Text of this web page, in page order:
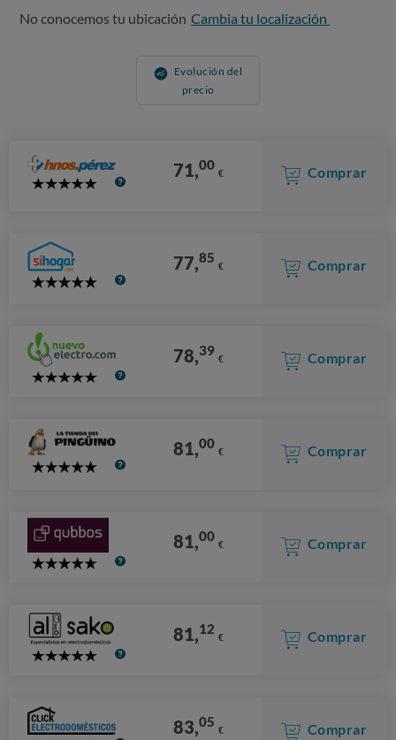
No conocemos tu ubicación Cambia tu localización
Evolución del
precio
5
71,00 € Comprar
5
77,85 € Comprar
5
78,39 € Comprar
5
81,00 € Comprar
5
81,00 € Comprar
5
81,12 € Comprar
83,05 € Comprar